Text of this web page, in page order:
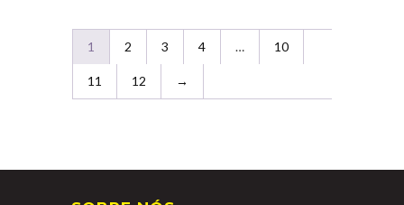
1 2 3 4 … 10
11 12 →